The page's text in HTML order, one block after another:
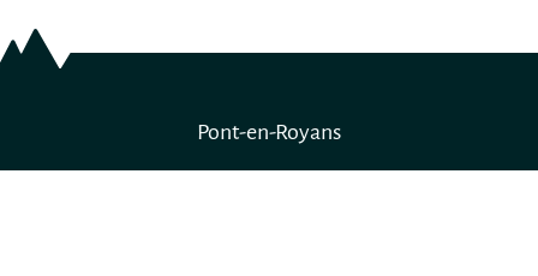
Pont-en-Royans